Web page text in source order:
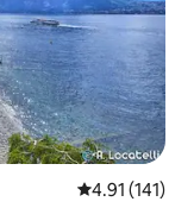
Calificación
4.91 (141)